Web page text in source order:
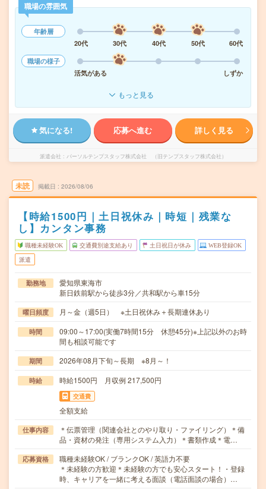
職場の雰囲気
年齢層
20代
30代 40代 50代
60代
職場の様子
活気がある
しずか
もっと見る
気になる! 応募へ進む 詳しく見る
派遣会社 パーソルテンプスタッフ株式会社 （旧テンプスタッフ株式会社）
未読 掲載日 2026/08/06
【時給1500円｜土日祝休み｜時短｜残業な
し】カンタン事務
職種未経験OK 交通費別途支給あり 土日祝日が休み WEB登録OK
派遣
勤務地
愛知県東海市
新日鉄前駅から徒歩3分／共和駅から車15分
曜日頻度 月～金（週5日） ※土日祝休み＋長期連休あり
時間
09:00～17:00(実働7時間15分 休憩45分)※上記以外のお時
間も相談可能です
期間 2026年08月下旬～長期 ※8月～！
時給 時給1500円 月収例 217,500円
交通費
全額支給
仕事内容
＊伝票管理（関連会社とのやり取り・ファイリング）＊備
品・資材の発注（専用システム入力）＊書類作成＊電…
応募資格
職種未経験OK / ブランクOK / 英語力不要
＊未経験の方歓迎＊未経験の方でも安心スタート！・登録
時、キャリアを一緒に考える面談（電話面談の場合）…